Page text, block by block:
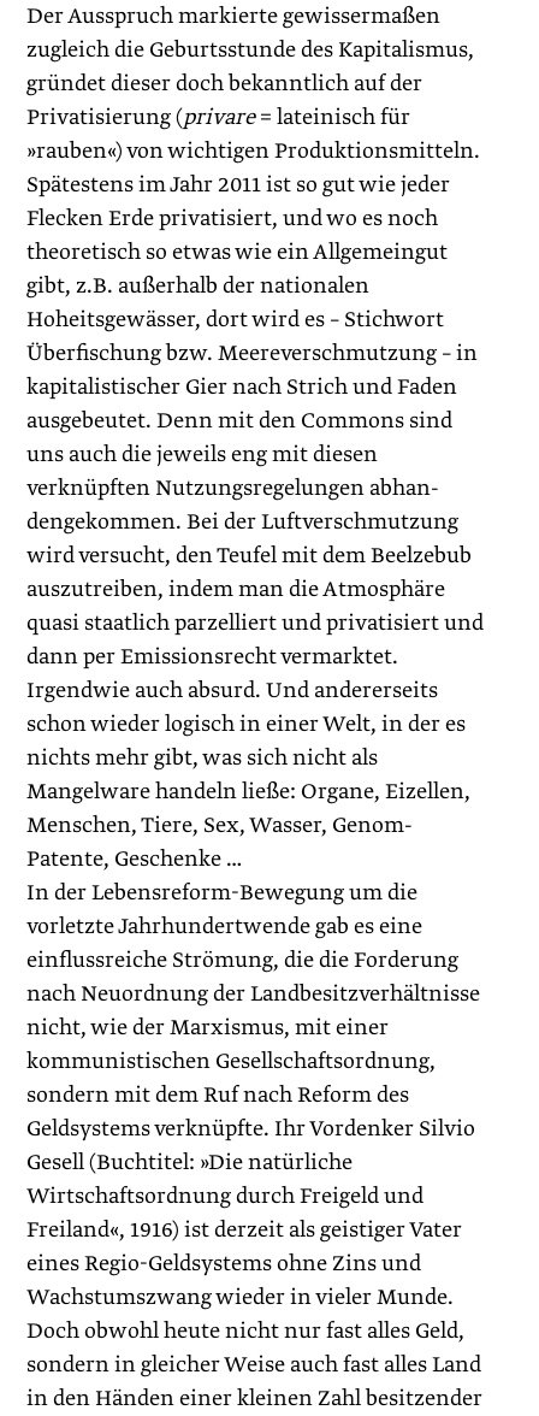
Der Ausspruch markierte gewissermaßen
zugleich die Geburtsstunde des Kapitalismus,
gründet dieser doch bekanntlich auf der
Privatisierung (privare= lateinisch für
»rauben«) von wichtigen Produktionsmitteln.
Spätestens im Jahr 2011 ist so gut wie jeder
Flecken Erde privatisiert, und wo es noch
theoretisch so etwas wie ein Allgemeingut
gibt, z.B. außerhalb der nationalen
Hoheitsgewässer, dort wird es – Stichwort
Überfischung bzw. Meereverschmutzung – in
kapitalistischer Gier nach Strich und ­Faden
ausgebeutet. Denn mit den Commons sind
uns auch die jeweils eng mit diesen
verknüpften Nutzungsregelungen abhan­
dengekommen. Bei der Luftverschmutzung
wird versucht, den Teufel mit dem Beelzebub
auszutreiben, indem man die Atmosphäre
quasi staatlich parzelliert und privatisiert und
dann per Emissionsrecht vermarktet.
Irgendwie auch absurd. Und andererseits
schon wieder logisch in einer Welt, in der es
nichts mehr gibt, was sich nicht als
Mangelware handeln ließe: Orga­ne, Eizellen,
Menschen, Tiere, Sex, Wasser, Genom-
Patente, Geschenke …
In der Lebensreform-Bewegung um die
vorletzte Jahrhundertwende gab es eine
einflussreiche Strömung, die die Forderung
nach Neuordnung der Landbesitzverhältnisse
nicht, wie der Marxismus, mit einer
kommunistischen Gesellschaftsordnung,
sondern mit dem Ruf nach Reform des
Geldsystems verknüpfte. Ihr Vordenker Silvio
Gesell (Buchtitel: »Die natürliche
Wirtschaftsordnung durch Freigeld und
Freiland«, 1916) ist derzeit als geistiger Vater
eines Regio-Geldsystems ohne Zins und
Wachstumszwang wieder in vieler Munde.
Doch obwohl heute nicht nur fast alles Geld,
sondern in gleicher Weise auch fast alles Land
in den Händen einer kleinen Zahl besitzender